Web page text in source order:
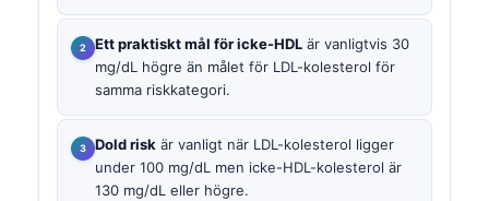
Ett praktiskt mål för icke-HDL är vanligtvis 30
mg/dL högre än målet för LDL-kolesterol för
samma riskkategori.
Dold risk är vanligt när LDL-kolesterol ligger
under 100 mg/dL men icke-HDL-kolesterol är
130 mg/dL eller högre.